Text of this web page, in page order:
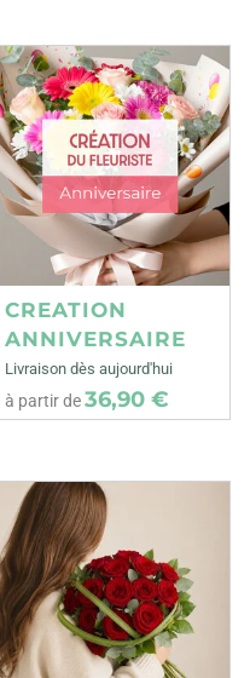
CREATION
ANNIVERSAIRE
Livraison dès aujourd'hui
à partir de36,90 €